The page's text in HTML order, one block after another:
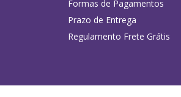
Formas de Pagamentos
Prazo de Entrega
Regulamento Frete Grátis